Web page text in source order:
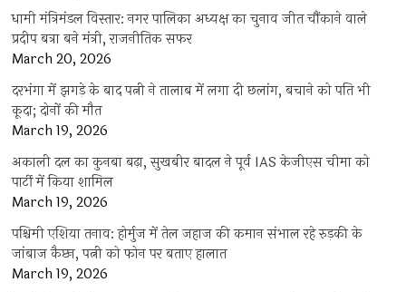
धामी मंत्रिमंडल विस्तार: नगर पालिका अध्यक्ष का चुनाव जीत चौंकाने वाले
प्रदीप बत्रा बने मंत्री, राजनीतिक सफर
March 20, 2026
दरभंगा में झगड़े के बाद पत्नी ने तालाब में लगा दी छलांग, बचाने को पति भी
कूदा; दोनों की मौत
March 19, 2026
अकाली दल का कुनबा बढ़ा, सुखबीर बादल ने पूर्व IAS केजीएस चीमा को
पार्टी में किया शामिल
March 19, 2026
पश्चिमी एशिया तनाव: होर्मुज में तेल जहाज की कमान संभाल रहे रुड़की के
जांबाज कैप्टन, पत्नी को फोन पर बताए हालात
March 19, 2026